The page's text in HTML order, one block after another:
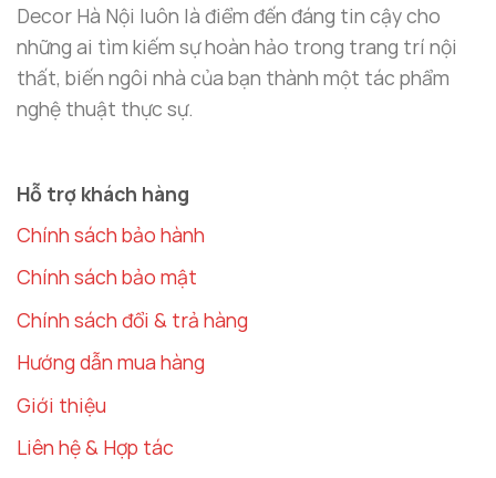
Decor Hà Nội – Thương Hiệu Uy Tín Cho
Đồ Trang Trí Ô Tô Đẹp
Tại Sao Nên Lựa Chọn Decor Hà Nội?
sản phẩm trang trí ô tô chất lượng cao. Với nhiều
năm kinh nghiệm trong ngành và đội ngũ chuyên gia
khách hàng những sản phẩm không chỉ có tính thẩm
mỹ cao mà còn bền bỉ và ứng dụng lâu dài.
Bộ Nước Hoa Thiên Nga Gắn Đá
những sản phẩm tiêu biểu của
lại vẻ đẹp sang trọng cho không gian
Decor Hà Nội luôn là điểm đến đáng tin cậy cho
những ai tìm kiếm sự hoàn hảo trong trang trí nội
thất, biến ngôi nhà của bạn thành một tác phẩm
nghệ thuật thực sự.
Hỗ trợ khách hàng
Chính sách bảo hành
Chính sách bảo mật
Chính sách đổi & trả hàng
Hướng dẫn mua hàng
Giới thiệu
Liên hệ & Hợp tác